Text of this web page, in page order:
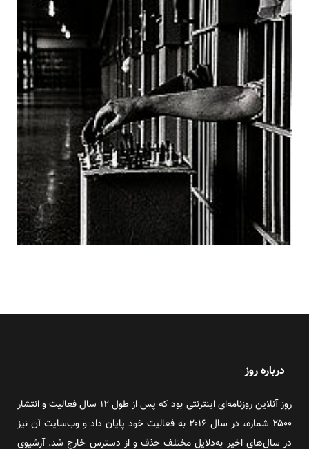
درباره روز
روز آنلاین روزنامه‌ای اینترنتی بود که پس از طول ۱۲ سال فعالیت و انتشار
۲۵۰۰ شماره، در سال ۲۰۱۶ به فعالیت خود پایان داد و وب‌سایت آن نیز
در سال‌های اخیر به‌دلایل مختلف حذف و از دسترس خارج شد. آرشیوی